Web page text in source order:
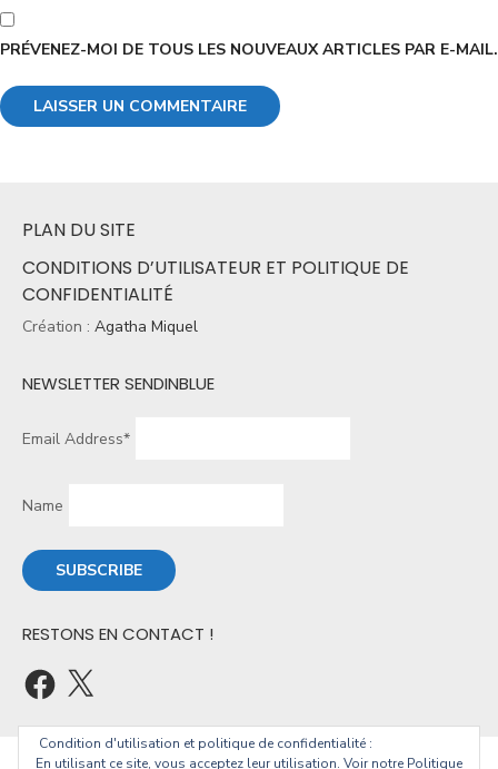
PRÉVENEZ-MOI DE TOUS LES NOUVEAUX ARTICLES PAR E-MAIL.
PLAN DU SITE
CONDITIONS D’UTILISATEUR ET POLITIQUE DE
CONFIDENTIALITÉ
Création : Agatha Miquel
NEWSLETTER SENDINBLUE
Email Address*
Name
RESTONS EN CONTACT !
Condition d'utilisation et politique de confidentialité :
En utilisant ce site, vous acceptez leur utilisation. Voir notre Politique